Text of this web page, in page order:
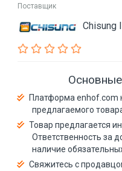
Поставщик
Chisung
Основные
Платформа enhof.com
предлагаемого
Товар предлагается
Ответственность за
наличие
Свяжитесь с